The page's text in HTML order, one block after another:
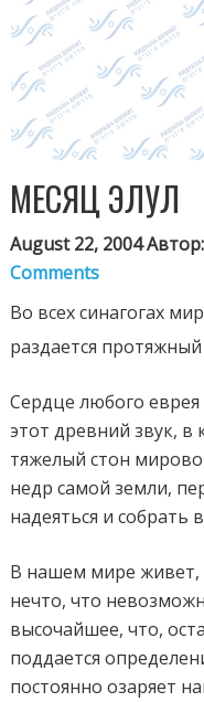
МЕСЯЦ ЭЛУЛ
August 22, 2004
Comments
Во всех синагогах
раздается
Сердце любого
этот древний звук,
тяжелый стон
недр самой земли,
надеяться и собрать
В нашем мире живет,
нечто, что
высочайшее, что,
поддается
постоянно озаряет